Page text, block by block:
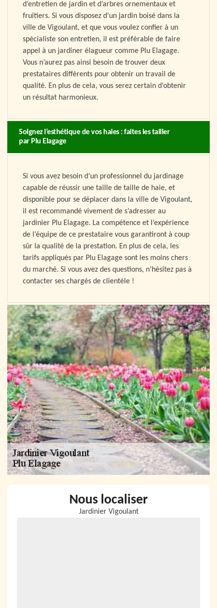
d’entretien de jardin et d’arbres ornementaux et
fruitiers. Si vous disposez d’un jardin boisé dans la
ville de Vigoulant, et que vous voulez confier à un
spécialiste son entretien, il est préférable de faire
appel à un jardiner élagueur comme Plu Elagage.
Vous n’aurez pas ainsi besoin de trouver deux
prestataires différents pour obtenir un travail de
qualité. En plus de cela, vous serez certain d’obtenir
un résultat harmonieux.
Soignez l’esthétique de vos haies : faites les tailler
par Plu Elagage
Si vous avez besoin d’un professionnel du jardinage
capable de réussir une taille de taille de haie, et
disponible pour se déplacer dans la ville de Vigoulant,
il est recommandé vivement de s’adresser au
jardinier Plu Elagage. La compétence et l’expérience
de l’équipe de ce prestataire vous garantiront à coup
sûr la qualité de la prestation. En plus de cela, les
tarifs appliqués par Plu Elagage sont les moins chers
du marché. Si vous avez des questions, n’hésitez pas à
contacter ses chargés de clientèle !
Nous localiser
Jardinier Vigoulant